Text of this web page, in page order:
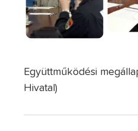
Együttműködési
Hivatal)